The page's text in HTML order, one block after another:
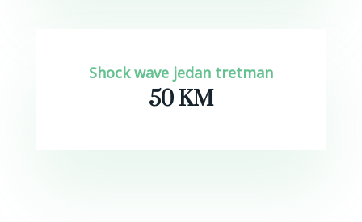
Shock wave jedan tretman
50 KM